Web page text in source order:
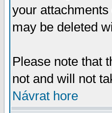
your
may be deleted
Please note that
not and will not
Návrat hore